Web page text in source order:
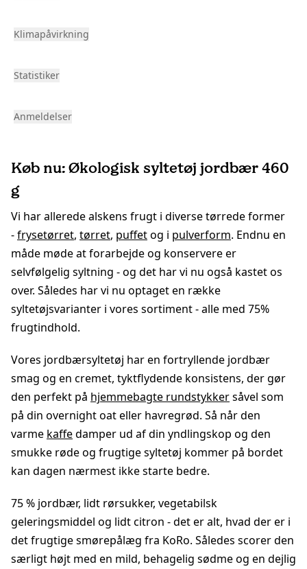
Klimapåvirkning
Statistiker
Anmeldelser
Køb nu: Økologisk syltetøj jordbær 460
g
Vi har allerede alskens frugt i diverse tørrede former
-frysetørret, tørret, puffetog i pulverform. Endnu en
måde møde at forarbejde og konservere er
selvfølgelig syltning - og det har vi nu også kastet os
over. Således har vi nu optaget en række
syltetøjsvarianter i vores sortiment - alle med 75%
frugtindhold.
Vores jordbærsyltetøj har en fortryllende jordbær
smag og en cremet, tyktflydende konsistens, der gør
den perfekt på hjemmebagte rundstykkersåvel som
på din overnight oat eller havregrød. Så når den
varme kaffedamper ud af din yndlingskop og den
smukke røde og frugtige syltetøj kommer på bordet
kan dagen nærmest ikke starte bedre.
75 % jordbær, lidt rørsukker, vegetabilsk
geleringsmiddel og lidt citron - det er alt, hvad der er i
det frugtige smørepålæg fra KoRo. Således scorer den
særligt højt med en mild, behagelig sødme og en dejlig